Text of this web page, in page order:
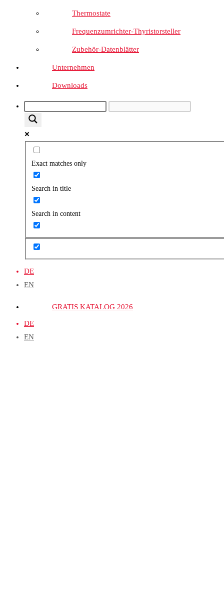
Thermostate
Frequenzumrichter-Thyristorsteller
Zubehör-Datenblätter
Unternehmen
Downloads
Exact matches only
Search in title
Search in content
DE
EN
GRATIS KATALOG 2026
DE
EN